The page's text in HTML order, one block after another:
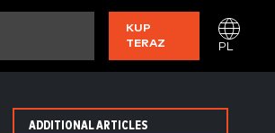
KUP
TERAZ
PL
ADDITIONAL ARTICLES